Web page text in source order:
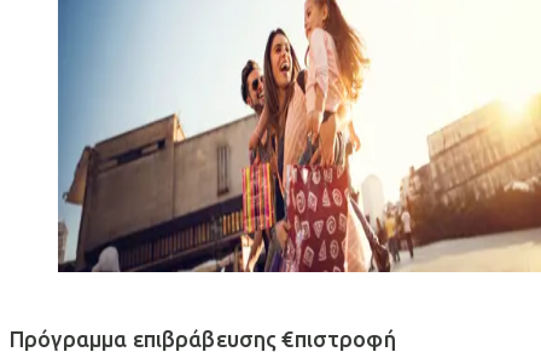
Πρόγραμμα επιβράβευσης €πιστροφή